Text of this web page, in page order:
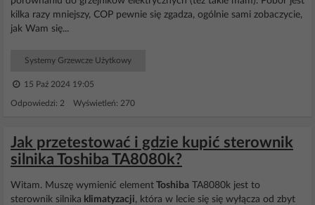
kilka razy mniejszy, COP pewnie się zgadza, ogólnie sami zobaczycie,
jak Wam się...
Systemy Grzewcze Użytkowy
15 Paź 2024 19:05
Odpowiedzi: 2 Wyświetleń: 270
Jak przetestować i gdzie kupić sterownik
silnika Toshiba TA8080k?
Witam. Muszę wymienić element Toshiba TA8080k jest to
sterownik silnika klimatyzacji, która w lecie się się wyłącza od zbyt